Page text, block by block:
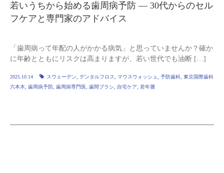
若いうちから始める歯周病予防 — 30代からのセル
フケアと専門家のアドバイス
「歯周病って年配の人がかかる病気」と思っていませんか？確か
に年齢とともにリスクは高まりますが、若い世代でも油断 […]
2025.10.14 スウェーデン デンタルフロス マウスウォッシュ 予防歯科 東京国際歯科
六本木 歯周病予防 歯周病専門医 歯間ブラシ 自宅ケア 若年層